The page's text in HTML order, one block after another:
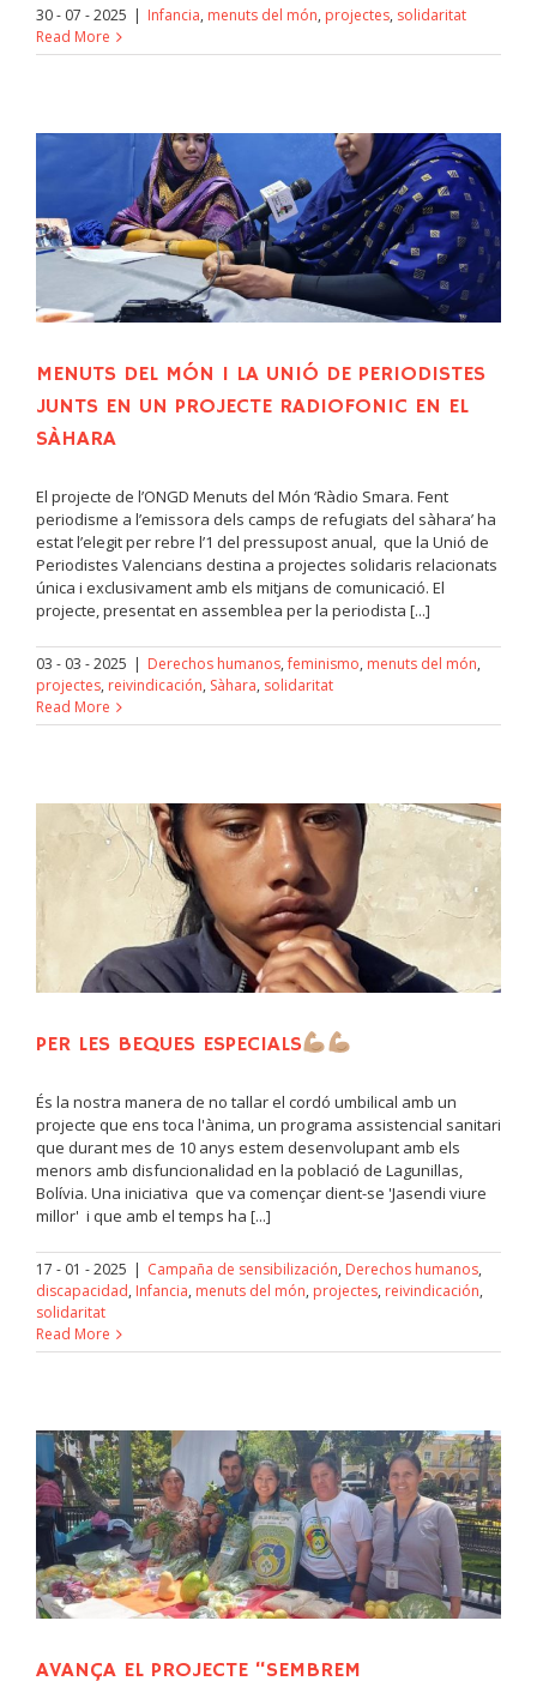
30 - 07 - 2025 | Infancia, menuts del món, projectes, solidaritat
Read More
MENUTS DEL MÓN I LA UNIÓ DE PERIODISTES
JUNTS EN UN PROJECTE RADIOFONIC EN EL
SÀHARA
El projecte de l’ONGD Menuts del Món ‘Ràdio Smara. Fent
periodisme a l’emissora dels camps de refugiats del sàhara’ ha
estat l’elegit per rebre l’1 del pressupost anual, que la Unió de
Periodistes Valencians destina a projectes solidaris relacionats
única i exclusivament amb els mitjans de comunicació. El
projecte, presentat en assemblea per la periodista [...]
03 - 03 - 2025 | Derechos humanos,feminismo, menuts del món,
projectes, reivindicación, Sàhara, solidaritat
Read More
PER LES BEQUES ESPECIALS
És la nostra manera de no tallar el cordó umbilical amb un
projecte que ens toca l'ànima, un programa assistencial sanitari
que durant mes de 10 anys estem desenvolupant amb els
menors amb disfuncionalidad en la població de Lagunillas,
Bolívia. Una iniciativa que va començar dient-se 'Jasendi viure
millor' i que amb el temps ha [...]
17 - 01 - 2025 | Campaña de sensibilización, Derechos humanos,
discapacidad, Infancia, menuts del món, projectes, reivindicación,
solidaritat
Read More
AVANÇA EL PROJECTE “SEMBREM